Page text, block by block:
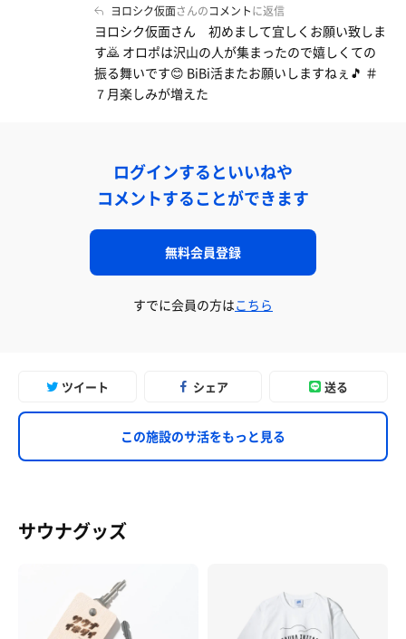
ヨロシク仮面さんのコメントに返信
ヨロシク仮面さん 初めまして宜しくお願い致しま
す🙇 オロポは沢山の人が集まったので嬉しくての
振る舞いです😊 BiBi活またお願いしますねぇ🎵 ＃
７月楽しみが増えた
ログインするといいねや
コメントすることができます
無料会員登録
すでに会員の方はこちら
ツイート シェア 送る
この施設のサ活をもっと見る
サウナグッズ